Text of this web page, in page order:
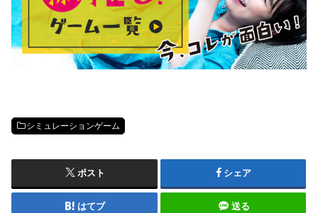
シミュレーションゲーム
ポスト シェア
はてブ 送る